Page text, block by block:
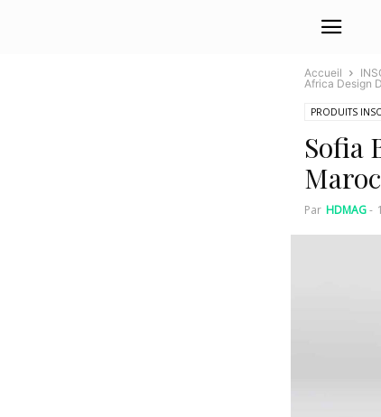
Accueil
Africa Design
PRODUITS
Sofia
Par HDMAG-